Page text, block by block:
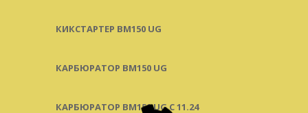
КИКСТАРТЕР BM150 UG
КАРБЮРАТОР BM150 UG
КАРБЮРАТОР BM150 UG С 11.24